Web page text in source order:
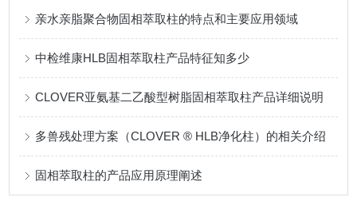
亲水亲脂聚合物固相萃取柱的特点和主要应用领域
中检维康HLB固相萃取柱产品特征知多少
CLOVER亚氨基二乙酸型树脂固相萃取柱产品详细说明
多兽残处理方案（CLOVER ® HLB净化柱）的相关介绍
固相萃取柱的产品应用原理阐述